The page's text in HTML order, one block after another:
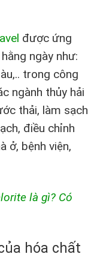
được ứng
ngày như:
trong công
ngành thủy hải
thải, làm sạch
điều chỉnh
ở, bệnh viện,
là gì? Có
hóa chất